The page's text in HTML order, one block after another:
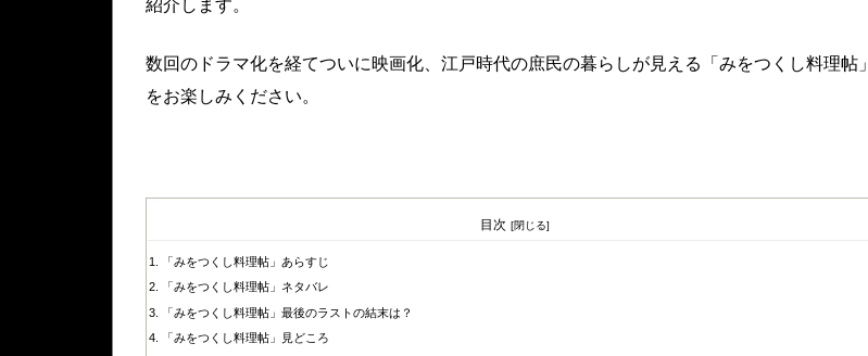
紹介します。
数回のドラマ化を経てついに映画化、江戸時代の庶民の暮らしが見える「みをつくし料理帖」
をお楽しみください。
目次
「みをつくし料理帖」あらすじ
「みをつくし料理帖」ネタバレ
「みをつくし料理帖」最後のラストの結末は？
「みをつくし料理帖」見どころ